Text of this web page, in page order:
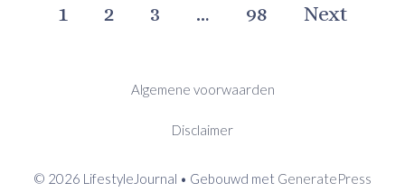
1 2 3 … 98 Next
Algemene voorwaarden
Disclaimer
© 2026 LifestyleJournal • Gebouwd met GeneratePress